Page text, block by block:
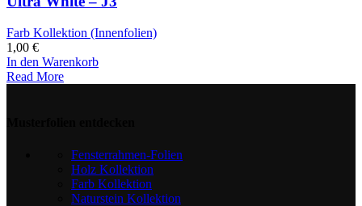
Farb Kollektion (Innenfolien)
1,00 €
In den Warenkorb
Read More
Fensterrahmen-Folien
Holz Kollektion
Farb Kollektion
Naturstein Kollektion